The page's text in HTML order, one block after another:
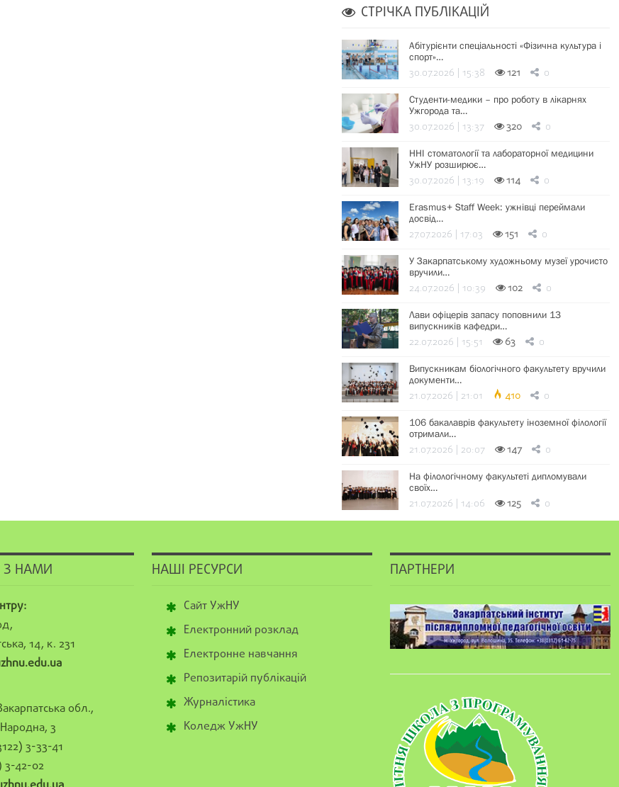
СТРІЧКА ПУБЛІКАЦІЙ
Абітурієнти спеціальності «Фізична культура і
спорт»…
30.07.2026 | 15:38 121 0
Студенти-медики – про роботу в лікарнях
Ужгорода та…
30.07.2026 | 13:37 320 0
ННІ стоматології та лабораторної медицини
УжНУ розширює…
30.07.2026 | 13:19 114 0
Erasmus+ Staff Week: ужнівці переймали
досвід…
27.07.2026 | 17:03 151 0
У Закарпатському художньому музеї урочисто
вручили…
24.07.2026 | 10:39 102 0
Лави офіцерів запасу поповнили 13
випускників кафедри…
22.07.2026 | 15:51 63 0
Випускникам біологічного факультету вручили
документи…
21.07.2026 | 21:01 410 0
106 бакалаврів факультету іноземної філології
отримали…
21.07.2026 | 20:07 147 0
На філологічному факультеті дипломували
своїх…
21.07.2026 | 14:06 125 0
З НАМИ
14, к. 231
обл.,
3
3-33-41
3-42-02
НАШІ РЕСУРСИ
Сайт УжНУ
Електронний розклад
Електронне навчання
Репозитарій публікацій
Журналістика
Коледж УжНУ
ПАРТНЕРИ